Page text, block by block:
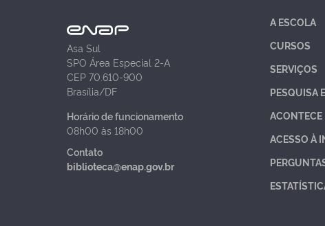
Asa Sul
SPO Área Especial 2-A
CEP 70.610-900
Brasília/DF
Horário de funcionamento
08h00 às 18h00
Contato
biblioteca@enap.gov.br
A ESCOLA
CURSOS
SERVIÇOS
PESQUISA
ACONTECE
ACESSO À